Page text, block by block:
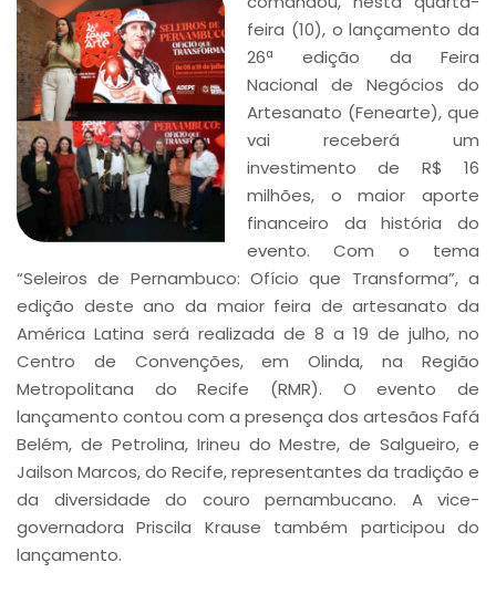
feira (10), o lançamento da
26ª edição da Feira
Nacional de Negócios do
Artesanato (Fenearte), que
vai receberá um
investimento de R$ 16
milhões, o maior aporte
financeiro da história do
evento. Com o tema
“Seleiros de Pernambuco: Ofício que Transforma”, a
edição deste ano da maior feira de artesanato da
América Latina será realizada de 8 a 19 de julho, no
Centro de Convenções, em Olinda, na Região
Metropolitana do Recife (RMR). O evento de
lançamento contou com a presença dos artesãos Fafá
Belém, de Petrolina, Irineu do Mestre, de Salgueiro, e
Jailson Marcos, do Recife, representantes da tradição e
da diversidade do couro pernambucano. A vice-
governadora Priscila Krause também participou do
lançamento.